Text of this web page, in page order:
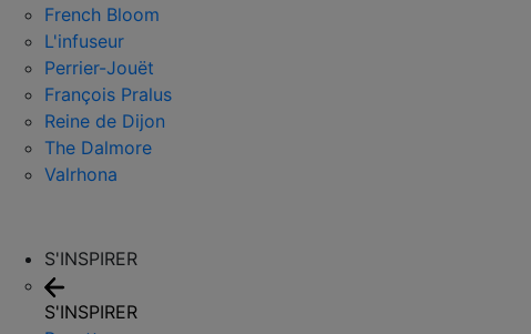
French Bloom
L'infuseur
Perrier-Jouët
François Pralus
Reine de Dijon
The Dalmore
Valrhona
S'INSPIRER
S'INSPIRER